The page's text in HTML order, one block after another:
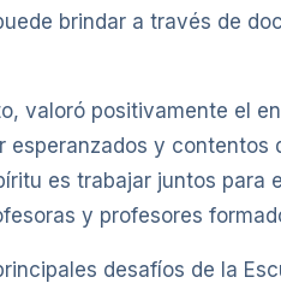
brindar a través de
valoró positivamente el
y
es trabajar juntos
y profesores
desafíos de la